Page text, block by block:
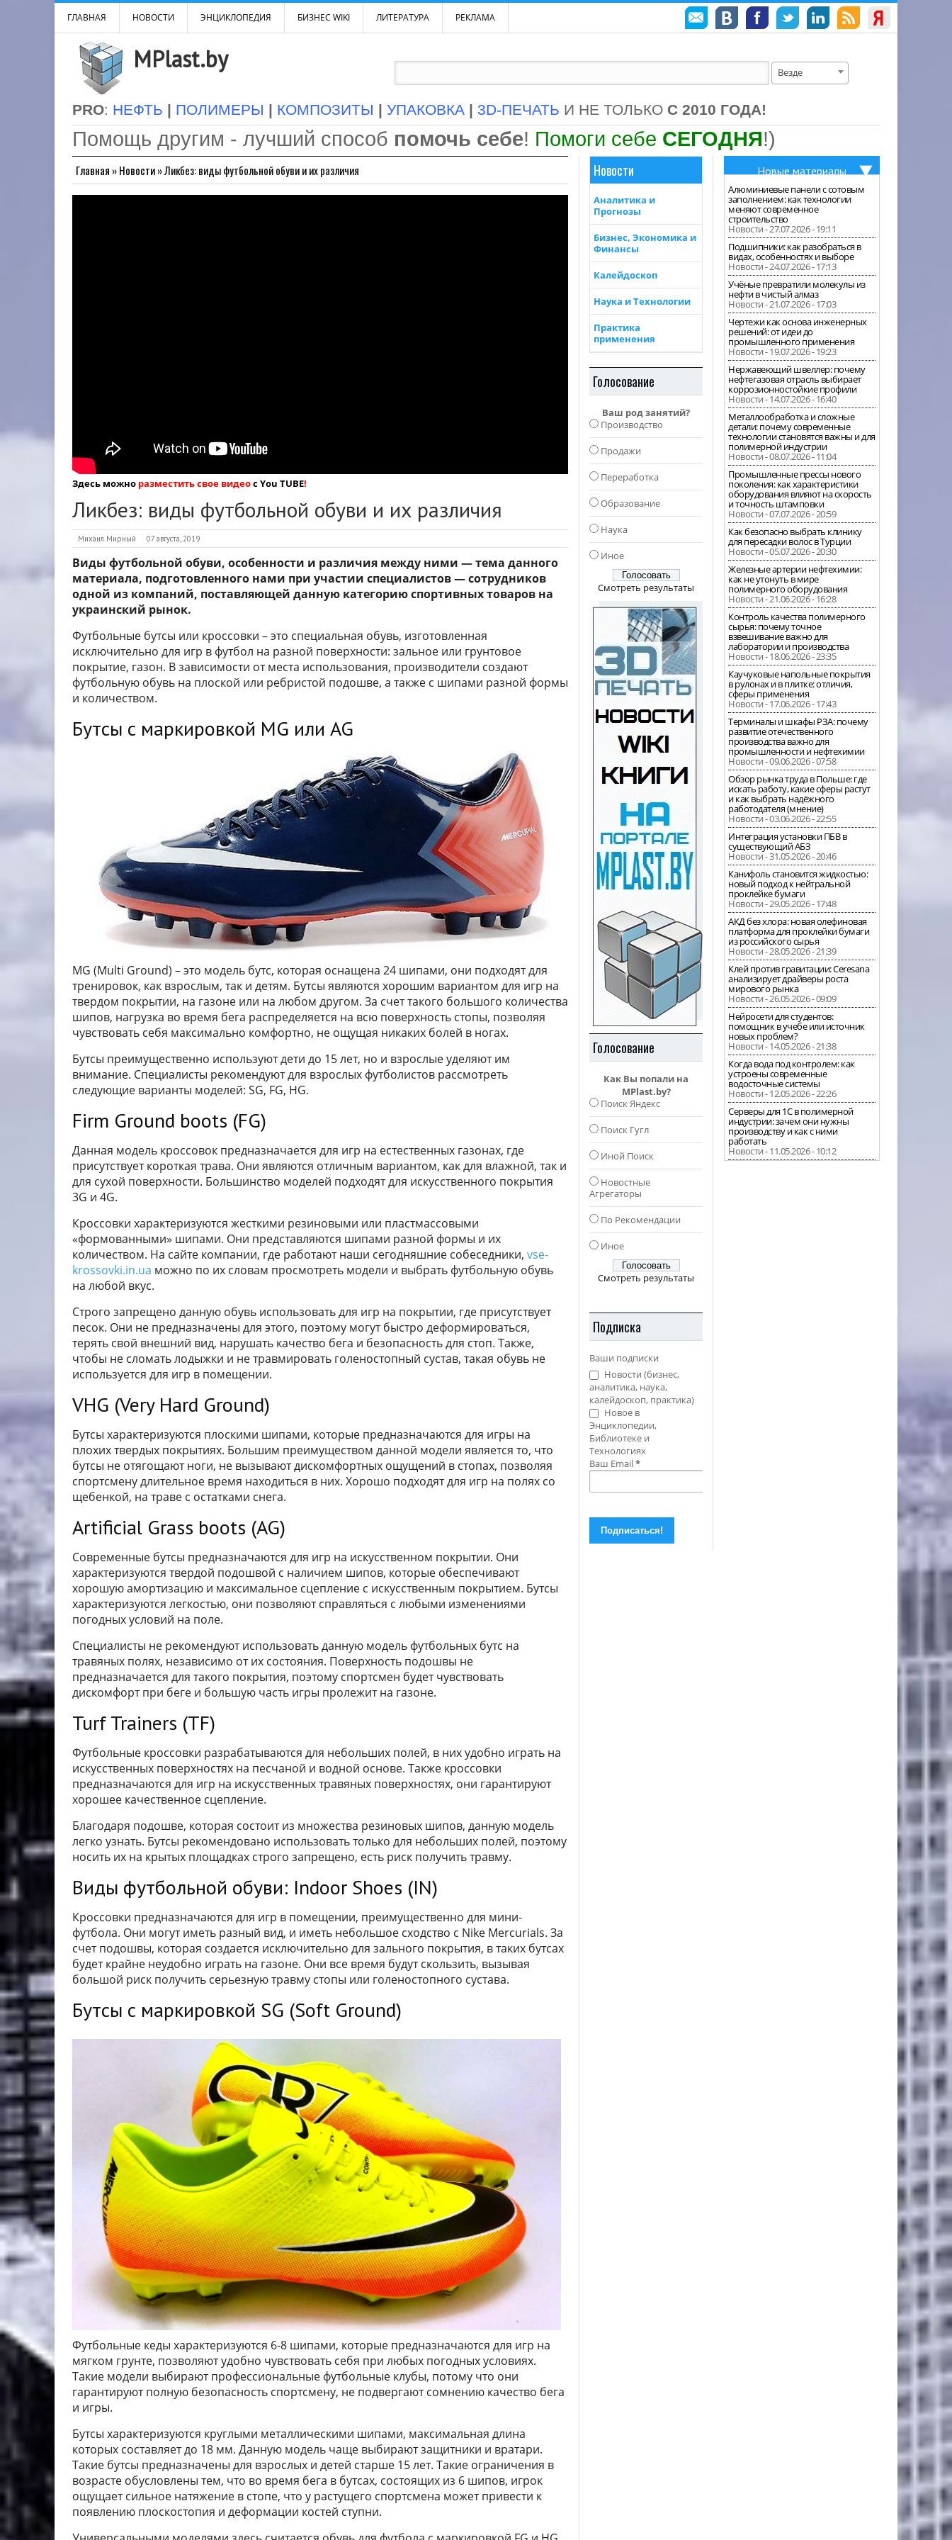
ГЛАВНАЯ НОВОСТИ ЭНЦИКЛОПЕДИЯ БИЗНЕС WIKI ЛИТЕРАТУРА РЕКЛАМА
MPlast.by Везде
PRO: НЕФТЬ | ПОЛИМЕРЫ | КОМПОЗИТЫ | УПАКОВКА | 3D-ПЕЧАТЬ И НЕ ТОЛЬКО С 2010 ГОДА!
Помощь другим - лучший способ помочь себе! Помоги себе СЕГОДНЯ!)
Главная »Новости»Ликбез: виды футбольной обуви и их различия
Здесь можно разместить свое видеос You TUBE!
Ликбез: виды футбольной обуви и их различия
Михаил Мирный 07 августа, 2019
Виды футбольной обуви, особенности и различия между ними — тема данного
материала, подготовленного нами при участии специалистов — сотрудников
одной из компаний, поставляющей данную категорию спортивных товаров на
украинский рынок.
Футбольные бутсы или кроссовки – это специальная обувь, изготовленная
исключительно для игр в футбол на разной поверхности: зальное или грунтовое
покрытие, газон. В зависимости от места использования, производители создают
футбольную обувь на плоской или ребристой подошве, а также с шипами разной формы
и количеством.
Бутсы с маркировкой MG или AG
MG (Multi Ground) – это модель бутс, которая оснащена 24 шипами, они подходят для
тренировок, как взрослым, так и детям. Бутсы являются хорошим вариантом для игр на
твердом покрытии, на газоне или на любом другом. За счет такого большого количества
шипов, нагрузка во время бега распределяется на всю поверхность стопы, позволяя
чувствовать себя максимально комфортно, не ощущая никаких болей в ногах.
Бутсы преимущественно используют дети до 15 лет, но и взрослые уделяют им
внимание. Специалисты рекомендуют для взрослых футболистов рассмотреть
следующие варианты моделей: SG, FG, HG.
Firm Ground boots (FG)
Данная модель кроссовок предназначается для игр на естественных газонах, где
присутствует короткая трава. Они являются отличным вариантом, как для влажной, так и
для сухой поверхности. Большинство моделей подходят для искусственного покрытия
3G и 4G.
Кроссовки характеризуются жесткими резиновыми или пластмассовыми
«формованными» шипами. Они представляются шипами разной формы и их
количеством. На сайте компании, где работают наши сегодняшние собеседники, vse-
krossovki.in.ua можно по их словам просмотреть модели и выбрать футбольную обувь
на любой вкус.
Строго запрещено данную обувь использовать для игр на покрытии, где присутствует
песок. Они не предназначены для этого, поэтому могут быстро деформироваться,
терять свой внешний вид, нарушать качество бега и безопасность для стоп. Также,
чтобы не сломать лодыжки и не травмировать голеностопный сустав, такая обувь не
используется для игр в помещении.
VHG (Very Hard Ground)
Бутсы характеризуются плоскими шипами, которые предназначаются для игры на
плохих твердых покрытиях. Большим преимуществом данной модели является то, что
бутсы не отягощают ноги, не вызывают дискомфортных ощущений в стопах, позволяя
спортсмену длительное время находиться в них. Хорошо подходят для игр на полях со
щебенкой, на траве с остатками снега.
Artificial Grass boots (AG)
Современные бутсы предназначаются для игр на искусственном покрытии. Они
характеризуются твердой подошвой с наличием шипов, которые обеспечивают
хорошую амортизацию и максимальное сцепление с искусственным покрытием. Бутсы
характеризуются легкостью, они позволяют справляться с любыми изменениями
погодных условий на поле.
Специалисты не рекомендуют использовать данную модель футбольных бутс на
травяных полях, независимо от их состояния. Поверхность подошвы не
предназначается для такого покрытия, поэтому спортсмен будет чувствовать
дискомфорт при беге и большую часть игры пролежит на газоне.
Turf Trainers (TF)
Футбольные кроссовки разрабатываются для небольших полей, в них удобно играть на
искусственных поверхностях на песчаной и водной основе. Также кроссовки
предназначаются для игр на искусственных травяных поверхностях, они гарантируют
хорошее качественное сцепление.
Благодаря подошве, которая состоит из множества резиновых шипов, данную модель
легко узнать. Бутсы рекомендовано использовать только для небольших полей, поэтому
носить их на крытых площадках строго запрещено, есть риск получить травму.
Виды футбольной обуви: Indoor Shoes (IN)
Кроссовки предназначаются для игр в помещении, преимущественно для мини-
футбола. Они могут иметь разный вид, и иметь небольшое сходство с Nike Mercurials. За
счет подошвы, которая создается исключительно для зального покрытия, в таких бутсах
будет крайне неудобно играть на газоне. Они все время будут скользить, вызывая
большой риск получить серьезную травму стопы или голеностопного сустава.
Бутсы с маркировкой SG (Soft Ground)
Футбольные кеды характеризуются 6-8 шипами, которые предназначаются для игр на
мягком грунте, позволяют удобно чувствовать себя при любых погодных условиях.
Такие модели выбирают профессиональные футбольные клубы, потому что они
гарантируют полную безопасность спортсмену, не подвергают сомнению качество бега
и игры.
Бутсы характеризуются круглыми металлическими шипами, максимальная длина
которых составляет до 18 мм. Данную модель чаще выбирают защитники и вратари.
Такие бутсы предназначены для взрослых и детей старше 15 лет. Такие ограничения в
возрасте обусловлены тем, что во время бега в бутсах, состоящих из 6 шипов, игрок
ощущает сильное натяжение в стопе, что у растущего спортсмена может привести к
появлению плоскостопия и деформации костей ступни.
Новости
Аналитика и
Прогнозы
Бизнес, Экономика и
Финансы
Калейдоскоп
Наука и Технологии
Практика
применения
Голосование
Ваш род занятий?
Производство
Продажи
Переработка
Образование
Наука
Иное
Смотреть результаты
Голосование
Как Вы попали на
MPlast.by?
Поиск Яндекс
Поиск Гугл
Иной Поиск
Новостные
Агрегаторы
По Рекомендации
Иное
Смотреть результаты
Подписка
Ваши подписки
Новости (бизнес,
аналитика, наука,
калейдоскоп, практика)
Новое в
Энциклопедии,
Библиотеке и
Технологиях
Ваш Email*
Новые материалы
Алюминиевые панели с сотовым
заполнением: как технологии
меняют современное
строительство
Новости - 27.07.2026 - 19:11
Подшипники: как разобраться в
видах, особенностях и выборе
Новости - 24.07.2026 - 17:13
Учёные превратили молекулы из
нефти в чистый алмаз
Новости - 21.07.2026 - 17:03
Чертежи как основа инженерных
решений: от идеи до
промышленного применения
Новости - 19.07.2026 - 19:23
Нержавеющий швеллер: почему
нефтегазовая отрасль выбирает
коррозионностойкие профили
Новости - 14.07.2026 - 16:40
Металлообработка и сложные
детали: почему современные
технологии становятся важны и для
полимерной индустрии
Новости - 08.07.2026 - 11:04
Промышленные прессы нового
поколения: как характеристики
оборудования влияют на скорость
и точность штамповки
Новости - 07.07.2026 - 20:59
Как безопасно выбрать клинику
для пересадки волос в Турции
Новости - 05.07.2026 - 20:30
Железные артерии нефтехимии:
как не утонуть в мире
полимерного оборудования
Новости - 21.06.2026 - 16:28
Контроль качества полимерного
сырья: почему точное
взвешивание важно для
лаборатории и производства
Новости - 18.06.2026 - 23:35
Каучуковые напольные покрытия
в рулонах и в плитке: отличия,
сферы применения
Новости - 17.06.2026 - 17:43
Терминалы и шкафы РЗА: почему
развитие отечественного
производства важно для
промышленности и нефтехимии
Новости - 09.06.2026 - 07:58
Обзор рынка труда в Польше: где
искать работу, какие сферы растут
и как выбрать надёжного
работодателя (мнение)
Новости - 03.06.2026 - 22:55
Интеграция установки ПБВ в
существующий АБЗ
Новости - 31.05.2026 - 20:46
Канифоль становится жидкостью:
новый подход к нейтральной
проклейке бумаги
Новости - 29.05.2026 - 17:48
АКД без хлора: новая олефиновая
платформа для проклейки бумаги
из российского сырья
Новости - 28.05.2026 - 21:39
Клей против гравитации: Ceresana
анализирует драйверы роста
мирового рынка
Новости - 26.05.2026 - 09:09
Нейросети для студентов:
помощник в учебе или источник
новых проблем?
Новости - 14.05.2026 - 21:38
Когда вода под контролем: как
устроены современные
водосточные системы
Новости - 12.05.2026 - 22:26
Серверы для 1С в полимерной
индустрии: зачем они нужны
производству и как с ними
работать
Новости - 11.05.2026 - 10:12